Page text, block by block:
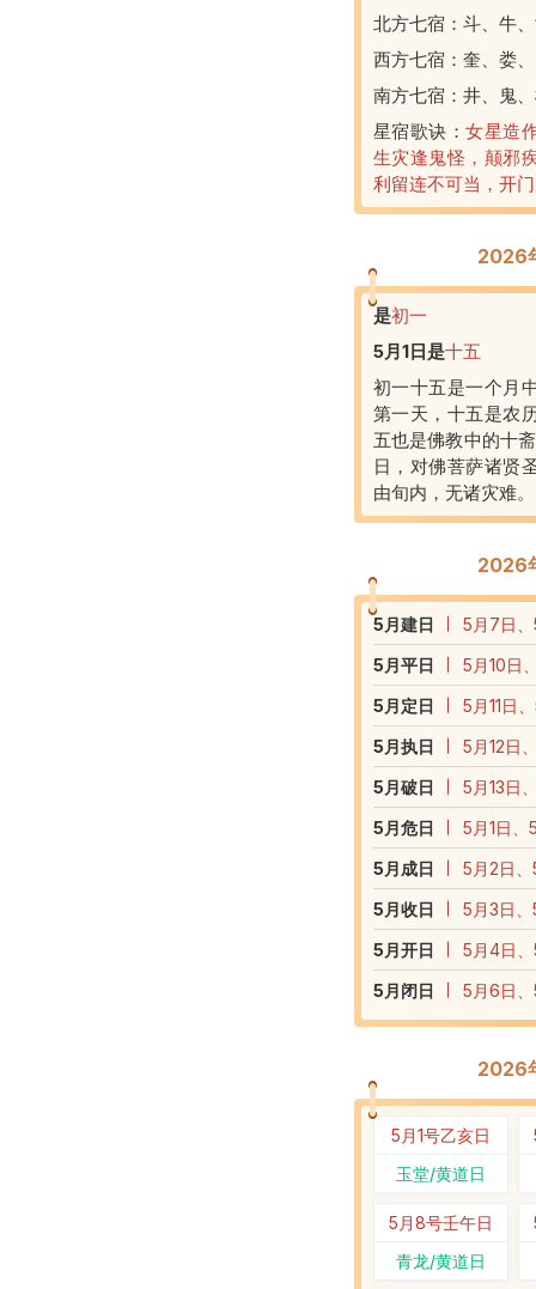
北方七宿：斗、牛
西方七宿：奎、娄
南方七宿：井、鬼
星宿歌诀：女星造
生灾逢鬼怪，颠邪
利留连不可当，开
2026
是初一
5月1日是十五
初一十五是一个月
第一天，十五是农
五也是佛教中的十
日，对佛菩萨诸贤
由旬内，无诸灾难
2026
5 月建日
5月7日、
5 月平日
5月10日
5 月定日
5月11日
5 月执日
5月12日
5 月破日
5月13日
5 月危日
5月1日、
5 月成日
5月2日
5 月收日
5月3日
5 月开日
5月4日
5 月闭日 5月6日
2026
5月1号乙亥日
玉堂/黄道日
5月8号壬午日
青龙/黄道日